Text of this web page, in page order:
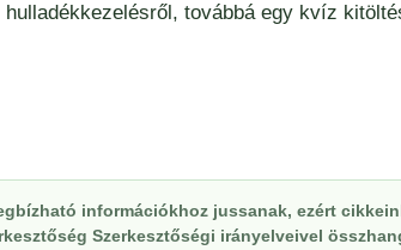
továbbá egy kvíz
információkhoz jussanak, ezért
Szerkesztőségi irányelveivel